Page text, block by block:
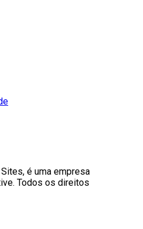
é uma empresa
Todos os direitos